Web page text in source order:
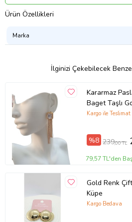
Ürün Kodu:kcm23470249
Ürün Özellikleri
Marka
İlginizi Çekebilecek
Kararmaz
Baget Taşlı
Çelik Küpe
Kargo ile Teslimat
%8 239,00 TL
79,57 TL'den
Gold Renk
Küpe
Kargo Bedava